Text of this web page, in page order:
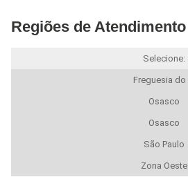
Regiões de Atendimento
Selecione:
Freguesia do
Osasco
Osasco
São Paulo
Zona Oeste